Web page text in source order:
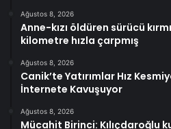
Ağustos 8, 2026
Anne-kızı öldüren sürücü
kilometre hızla çarpmış
Ağustos 8, 2026
Canik’te Yatırımlar Hız
İnternete Kavuşuyor
Ağustos 8, 2026
Mücahit Birinci: Kılıçdaroğlu